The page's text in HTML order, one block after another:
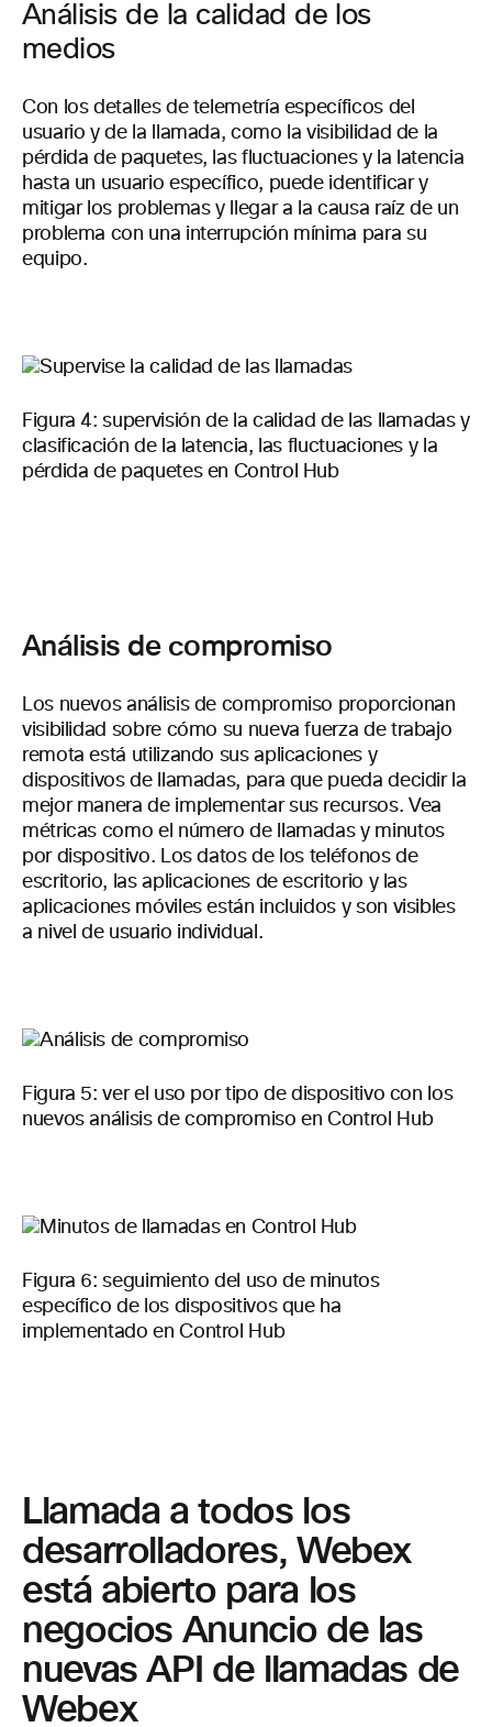
Análisis de la calidad de los
medios
Con los detalles de telemetría específicos del
usuario y de la llamada, como la visibilidad de la
pérdida de paquetes, las fluctuaciones y la latencia
hasta un usuario específico, puede identificar y
mitigar los problemas y llegar a la causa raíz de un
problema con una interrupción mínima para su
equipo.
Figura 4: supervisión de la calidad de las llamadas y
clasificación de la latencia, las fluctuaciones y la
pérdida de paquetes en Control Hub
Análisis de compromiso
Los nuevos análisis de compromiso proporcionan
visibilidad sobre cómo su nueva fuerza de trabajo
remota está utilizando sus aplicaciones y
dispositivos de llamadas, para que pueda decidir la
mejor manera de implementar sus recursos. Vea
métricas como el número de llamadas y minutos
por dispositivo. Los datos de los teléfonos de
escritorio, las aplicaciones de escritorio y las
aplicaciones móviles están incluidos y son visibles
a nivel de usuario individual.
Figura 5: ver el uso por tipo de dispositivo con los
nuevos análisis de compromiso en Control Hub
Figura 6: seguimiento del uso de minutos
específico de los dispositivos que ha
implementado en Control Hub
Llamada a todos los
desarrolladores, Webex
está abierto para los
negocios Anuncio de las
nuevas API de llamadas de
Webex